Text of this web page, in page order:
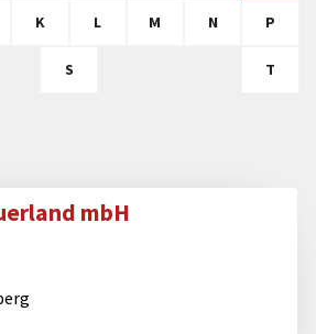
K L M N P
S T
mbH